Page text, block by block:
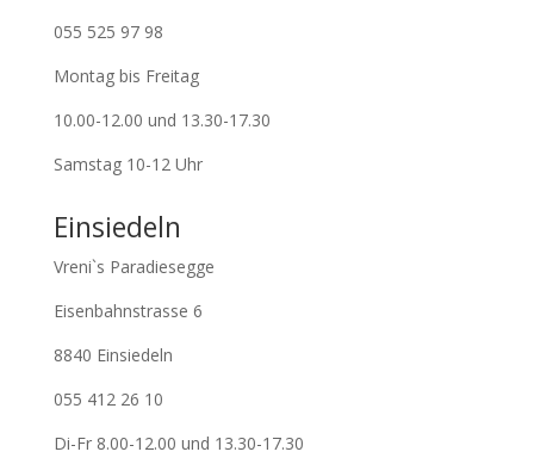
055 525 97 98
Montag bis Freitag
10.00-12.00 und 13.30-17.30
Samstag 10-12 Uhr
Einsiedeln
Vreni`s Paradiesegge
Eisenbahnstrasse 6
8840 Einsiedeln
055 412 26 10
Di-Fr 8.00-12.00 und 13.30-17.30